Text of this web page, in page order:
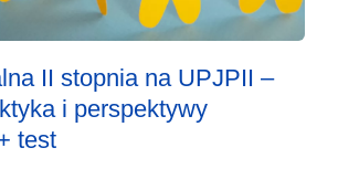
II stopnia na UPJPII –
i perspektywy
test